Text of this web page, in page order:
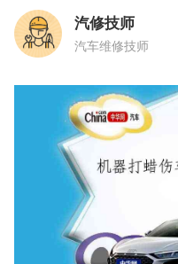
汽修技师
汽车维修技师